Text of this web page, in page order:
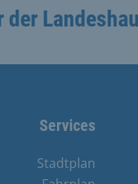
Services
Stadtplan